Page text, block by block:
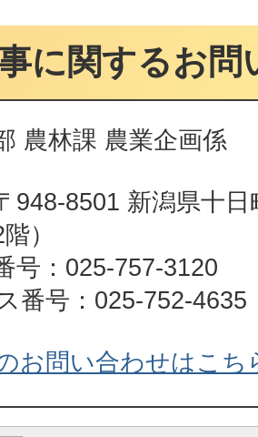
に関するお問
農林課 農業企画係
948-8501 新潟県十
）
号：025-757-3120
番号：025-752-4635
お問い合わせはこち